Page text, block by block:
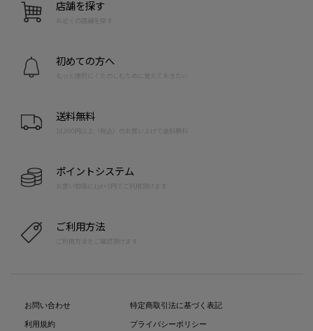
店舗を探す
お近くの店舗を探す
初めての方へ
もっと便利に！たのしむために覚えておきたい
送料無料
10,000円以上（税込）のお買い上げで送料無料
ポイントシステム
お買い物毎に1pt=1円でご利用頂けます
ご利用方法
ご利用方法をご確認頂けます
お問い合わせ
利用規約
特定商取引法に基づく表記
プライバシーポリシー